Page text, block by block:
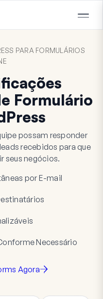
PARA FORMULÁRIOS
Formulário
possam responder
recebidos para que
seus negócios.
por E-mail
Necessário
Agora